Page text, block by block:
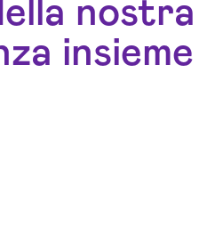
nostra
insieme